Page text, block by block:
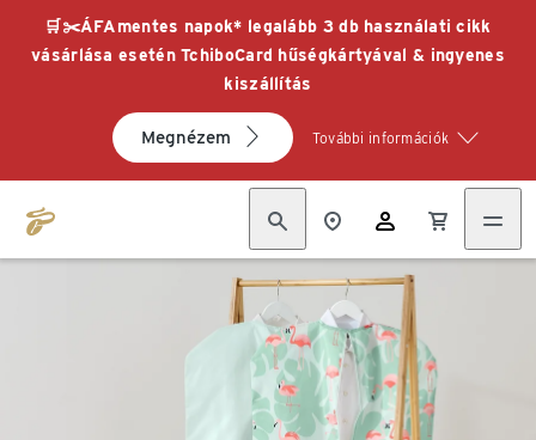
🛒✂️ÁFAmentes napok* legalább 3 db használati cikk
vásárlása esetén TchiboCard hűségkártyával & ingyenes
kiszállítás
Megnézem További információk